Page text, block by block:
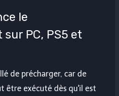
le
PC, PS5 et
de précharger, car de
être exécuté dès qu'il est